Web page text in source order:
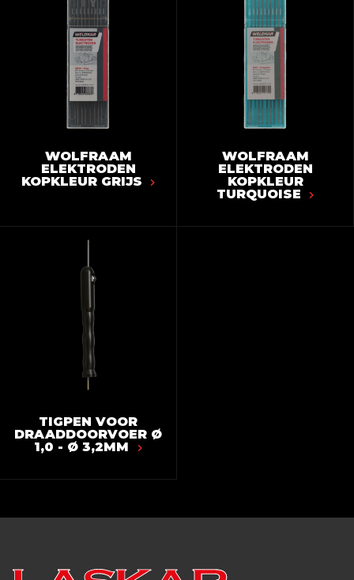
WOLFRAAM
ELEKTRODEN
KOPKLEUR GRIJS
WOLFRAAM
ELEKTRODEN
KOPKLEUR
TURQUOISE
TIGPEN VOOR
DRAADDOORVOER Ø
1,0 - Ø 3,2MM